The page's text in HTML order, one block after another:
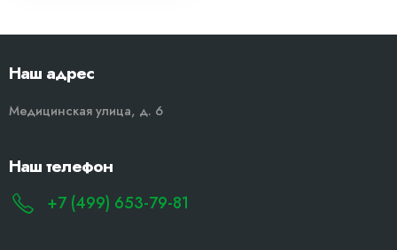
Наш адрес
Медицинская улица, д. 6
Наш телефон
+7 (499) 653-79-81